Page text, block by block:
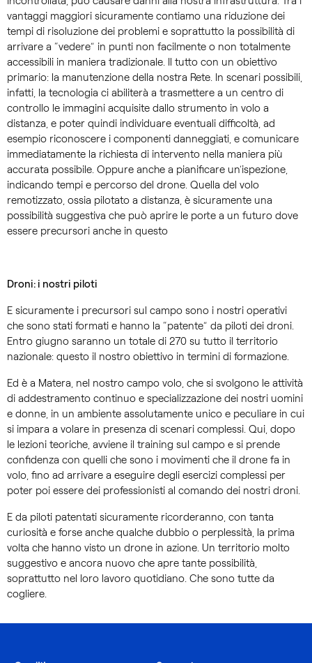
vantaggi maggiori sicuramente contiamo una riduzione dei
tempi di risoluzione dei problemi e soprattutto la possibilità di
arrivare a “vedere” in punti non facilmente o non totalmente
accessibili in maniera tradizionale. Il tutto con un obiettivo
primario: la manutenzione della nostra Rete. In scenari possibili,
infatti, la tecnologia ci abiliterà a trasmettere a un centro di
controllo le immagini acquisite dallo strumento in volo a
distanza, e poter quindi individuare eventuali difficoltà, ad
esempio riconoscere i componenti danneggiati, e comunicare
immediatamente la richiesta di intervento nella maniera più
accurata possibile. Oppure anche a pianificare un’ispezione,
indicando tempi e percorso del drone. Quella del volo
remotizzato, ossia pilotato a distanza, è sicuramente una
possibilità suggestiva che può aprire le porte a un futuro dove
essere precursori anche in questo
Droni: i nostri piloti
E sicuramente i precursori sul campo sono i nostri operativi
che sono stati formati e hanno la “patente” da piloti dei droni.
Entro giugno saranno un totale di 270 su tutto il territorio
nazionale: questo il nostro obiettivo in termini di formazione.
Ed è a Matera, nel nostro campo volo, che si svolgono le attività
di addestramento continuo e specializzazione dei nostri uomini
e donne, in un ambiente assolutamente unico e peculiare in cui
si impara a volare in presenza di scenari complessi. Qui, dopo
le lezioni teoriche, avviene il training sul campo e si prende
confidenza con quelli che sono i movimenti che il drone fa in
volo, fino ad arrivare a eseguire degli esercizi complessi per
poter poi essere dei professionisti al comando dei nostri droni.
E da piloti patentati sicuramente ricorderanno, con tanta
curiosità e forse anche qualche dubbio o perplessità, la prima
volta che hanno visto un drone in azione. Un territorio molto
suggestivo e ancora nuovo che apre tante possibilità,
soprattutto nel loro lavoro quotidiano. Che sono tutte da
cogliere.